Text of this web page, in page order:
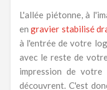
L'allée piétonne, à
engravier stabilisé
à l'entrée de votre
avec le reste de
impression de
découvrent. C'est